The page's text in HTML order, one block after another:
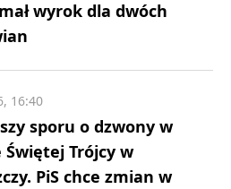
wyrok dla dwóch
sporu o dzwony w
Świętej Trójcy w
PiS chce zmian w
16:40